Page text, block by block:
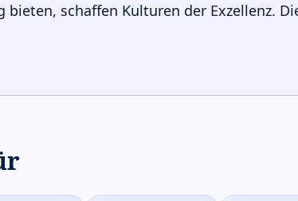
schaffen Kulturen der Exzellenz.